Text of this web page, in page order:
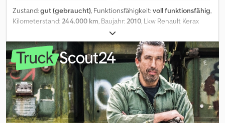
Zustand:gut (gebraucht), Funktionsfähigkeit:voll funktionsfähig,
Kilometerstand:244.000 km, Baujahr:2010, Lkw Renault Kerax
450-8x4, 450 PS, Euro 4 ZF 16-Gang Schaltgetriebe +
Rückwärtsgang Klimaanlage, elektrische Fensterheber, Radio
Aufbau: Betonpumpe Cifa MK 32 L-RHS 115 Baujahr 2010 Ausleger
mit 4 Sektionen – Rohrleitung 4” Vertikale Förderhöhe: 32 Meter
Dcodpfsyhwq Rox Ab Hek Pumpeneinheit PB 607 – max.
Förderleistung 61 m³/h Ekos-Deckel Angetrieben von Hilfsmotor
Aifo, 4-Zylinder Turbo-Intercooler Pumpenstunden: n. a.
Bereifung: 13 R 22.5 ca. 20% Zulässiges Gesamtgewicht: 40.000 kg
Kilometerstand: 244.261 km Erstzulassung des Lkw: 07.08.2007